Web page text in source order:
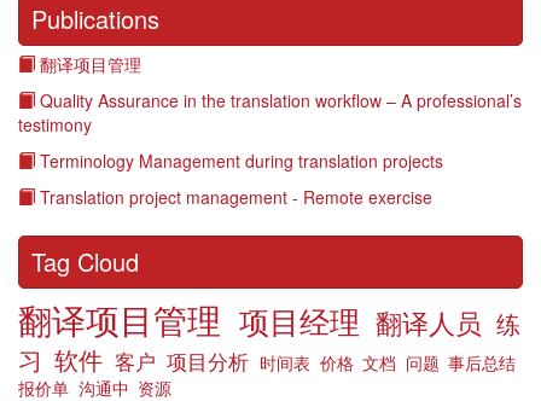
Publications
翻译项目管理
Quality Assurance in the translation workflow – A professional’s
testimony
Terminology Management during translation projects
Translation project management - Remote exercise
Tag Cloud
翻译项目管理 项目经理 翻译人员 练
习 软件 客户 项目分析 时间表 价格 文档 问题 事后总结
报价单 沟通中 资源